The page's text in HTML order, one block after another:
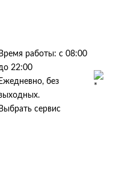
Время работы: с 08:00
22:00
Ежедневно, без
Выбрать сервис